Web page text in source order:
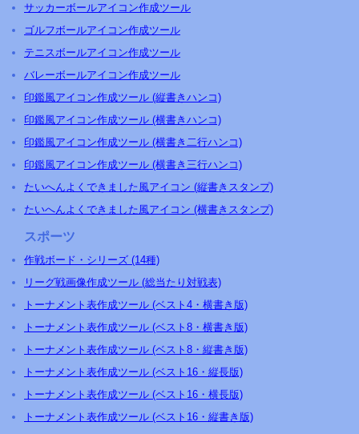
サッカーボールアイコン作成ツール
ゴルフボールアイコン作成ツール
テニスボールアイコン作成ツール
バレーボールアイコン作成ツール
印鑑風アイコン作成ツール (縦書きハンコ)
印鑑風アイコン作成ツール (横書きハンコ)
印鑑風アイコン作成ツール (横書き二行ハンコ)
印鑑風アイコン作成ツール (横書き三行ハンコ)
たいへんよくできました風アイコン (縦書きスタンプ)
たいへんよくできました風アイコン (横書きスタンプ)
スポーツ
作戦ボード・シリーズ (14種)
リーグ戦画像作成ツール (総当たり対戦表)
トーナメント表作成ツール (ベスト4・横書き版)
トーナメント表作成ツール (ベスト8・横書き版)
トーナメント表作成ツール (ベスト8・縦書き版)
トーナメント表作成ツール (ベスト16・縦長版)
トーナメント表作成ツール (ベスト16・横長版)
トーナメント表作成ツール (ベスト16・縦書き版)